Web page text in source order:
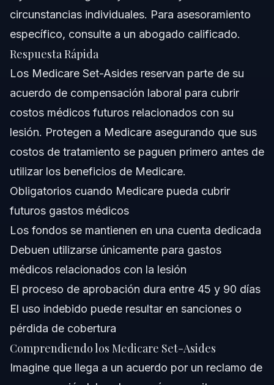
Preguntas Frecuentes
¿Qué es un acuerdo de Medicare Set-Aside en
compensación laboral?
¿Cuándo es necesario un acuerdo de Medicare Set-
¿Cómo se crea un acuerdo de Medicare Set-Aside?
¿Cuánto tarda la aprobación de un Medicare Set-Aside?
¿Puedo usar fondos del Medicare Set-Aside para
gastos no médicos?
¿Qué pasa si no uso todo el dinero del Medicare Set-
¿Dónde puedo abrir una cuenta bancaria para Medicare
Set-Aside?
¿Cómo puedo evitar necesitar un Medicare Set-Aside?
circunstancias individuales. Para asesoramiento
específico, consulte a un abogado calificado.
Respuesta Rápida
Los Medicare Set-Asides reservan parte de su
acuerdo de compensación laboral para cubrir
costos médicos futuros relacionados con su
lesión. Protegen a Medicare asegurando que sus
costos de tratamiento se paguen primero antes de
utilizar los beneficios de Medicare.
Obligatorios cuando Medicare pueda cubrir
futuros gastos médicos
Los fondos se mantienen en una cuenta dedicada
Debuen utilizarse únicamente para gastos
médicos relacionados con la lesión
El proceso de aprobación dura entre 45 y 90 días
El uso indebido puede resultar en sanciones o
pérdida de cobertura
Comprendiendo los Medicare Set-Asides
Imagine que llega a un acuerdo por un reclamo de